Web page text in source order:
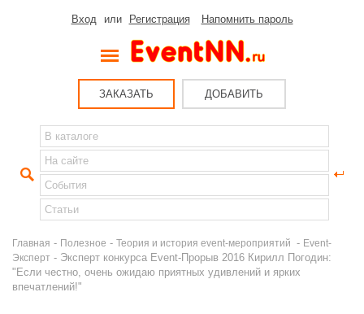
Вход или Регистрация Напомнить пароль
ЗАКАЗАТЬ ДОБАВИТЬ
Главная - Полезное - Теория и история event-мероприятий - Event-
Эксперт - Эксперт конкурса Event-Прорыв 2016 Кирилл Погодин:
"Если честно, очень ожидаю приятных удивлений и ярких
впечатлений!"